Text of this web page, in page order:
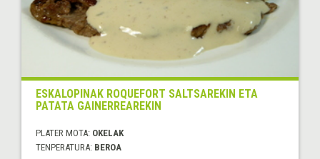
ESKALOPINAK ROQUEFORT SALTSAREKIN ETA
PATATA GAINERREAREKIN
PLATER MOTA: OKELAK
TENPERATURA: BEROA